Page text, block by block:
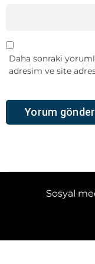
Daha sonraki
adresim ve site
Sosyal